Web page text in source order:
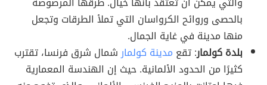
بالحصى وروائح الكرواسان التي تملأ الطرقات وتجعل
منها مدينة في غاية الجمال.
بلدة كولمار: تقع مدينة كولمارشمال شرق فرنسا، تقترب
كثيرًا من الحدود الألمانية. حيث إن الهندسة المعمارية